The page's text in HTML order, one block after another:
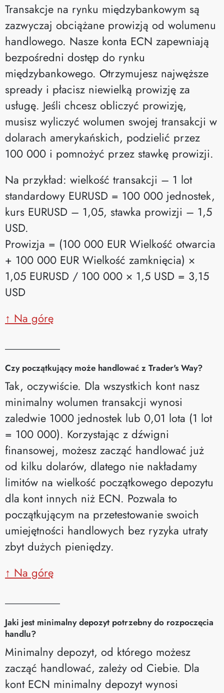
Transakcje na rynku międzybankowym są
zazwyczaj obciążane prowizją od wolumenu
handlowego. Nasze konta ECN zapewniają
bezpośredni dostęp do rynku
międzybankowego. Otrzymujesz najwęższe
spready i płacisz niewielką prowizję za
usługę. Jeśli chcesz obliczyć prowizję,
musisz wyliczyć wolumen swojej transakcji w
dolarach amerykańskich, podzielić przez
100 000 i pomnożyć przez stawkę prowizji.
Na przykład: wielkość transakcji – 1 lot
standardowy EURUSD = 100 000 jednostek,
kurs EURUSD – 1,05, stawka prowizji – 1,5
USD.
Prowizja = (100 000 EUR Wielkość otwarcia
+ 100 000 EUR Wielkość zamknięcia) ×
1,05 EURUSD / 100 000 × 1,5 USD = 3,15
USD
↑ Na górę
Czy początkujący może handlować z Trader's Way?
Tak, oczywiście. Dla wszystkich kont nasz
minimalny wolumen transakcji wynosi
zaledwie 1000 jednostek lub 0,01 lota (1 lot
= 100 000). Korzystając z dźwigni
finansowej, możesz zacząć handlować już
od kilku dolarów, dlatego nie nakładamy
limitów na wielkość początkowego depozytu
dla kont innych niż ECN. Pozwala to
początkującym na przetestowanie swoich
umiejętności handlowych bez ryzyka utraty
zbyt dużych pieniędzy.
↑ Na górę
Jaki jest minimalny depozyt potrzebny do rozpoczęcia
handlu?
Minimalny depozyt, od którego możesz
zacząć handlować, zależy od Ciebie. Dla
kont ECN minimalny depozyt wynosi